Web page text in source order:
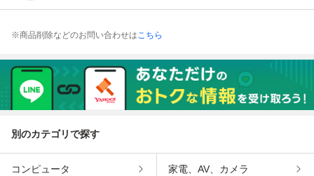
好調
す
※商品削除などのお問い合わせはこちら
別のカテゴリで探す
コンピュータ 家電、AV、カメラ